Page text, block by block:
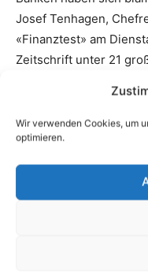
Wir verwenden Cookies, um
optimieren.